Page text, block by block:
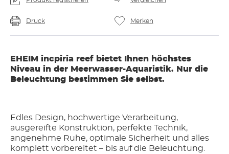
Druck Merken
EHEIM incpiria reef bietet Ihnen höchstes
Niveau in der Meerwasser-Aquaristik. Nur die
Beleuchtung bestimmen Sie selbst.
Edles Design, hochwertige Verarbeitung,
ausgereifte Konstruktion, perfekte Technik,
angenehme Ruhe, optimale Sicherheit und alles
komplett vorbereitet – bis auf die Beleuchtung.